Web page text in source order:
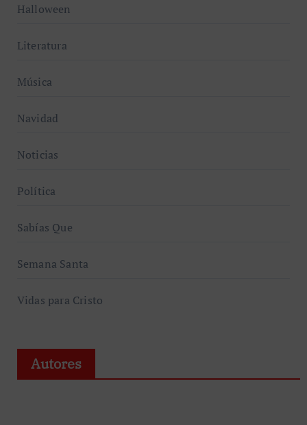
Halloween
Literatura
Música
Navidad
Noticias
Política
Sabías Que
Semana Santa
Vidas para Cristo
Autores